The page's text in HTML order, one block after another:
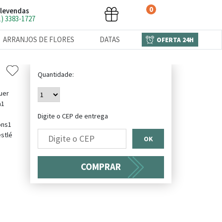
3383-1727
0
ARRANJOS DE FLORES DATAS OFERTA 24H
Quantidade:
Digite o CEP de entrega
OK
COMPRAR